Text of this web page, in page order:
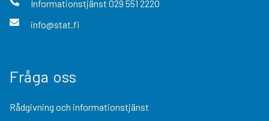
Informationstjänst 029 551 2220
info@stat.fi
Fråga oss
Rådgivning och informationstjänst